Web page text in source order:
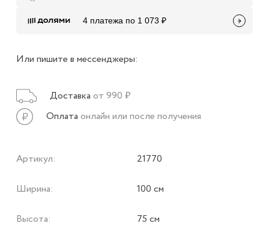
4 платежа по 1 073 ₽
Или пишите в мессенджеры:
Доставка от 990 ₽
Оплата онлайн или после получения
Артикул: 21770
Ширина: 100 см
Высота: 75 см